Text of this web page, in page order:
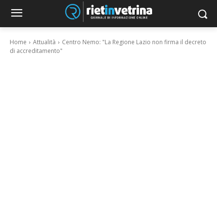
Home Attualità
Centro Nemo: "La Regione Lazio non firma il decreto
di accreditamento"